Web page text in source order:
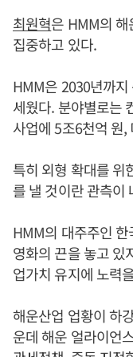
최원혁은 HMM의 해
집중하고 있다.
HMM은 2030년까
세웠다. 분야별로는
사업에 5조6천억 원,
특히 외형 확대를 위
를 낼 것이란 관측이
HMM의 대주주인
영화의 끈을 놓고 있
업가치 유지에 노력
해운산업 업황이 하
운데 해운 얼라이언